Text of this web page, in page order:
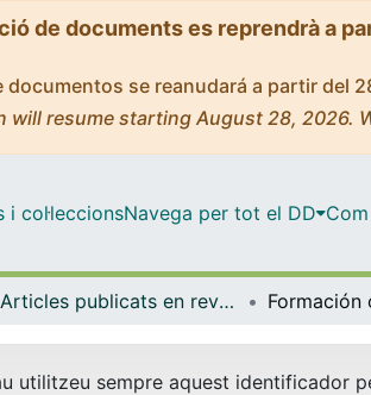
de documents es reprendrà a
se reanudará a partir del
resume starting August 28, 2026.
i col·leccionsNavega per tot el DD
Articles publicats en revistes (Infermeria Fonamental i Clínica)
utilitzeu sempre aquest identificador